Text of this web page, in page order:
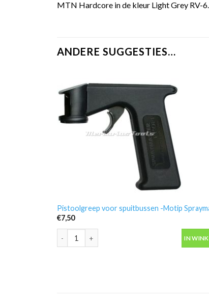
MTN Hardcore in de kleur Light Grey RV-
ANDERE SUGGESTIES…
Pistoolgreep voor spuitbussen -Motip
€7,50
IN